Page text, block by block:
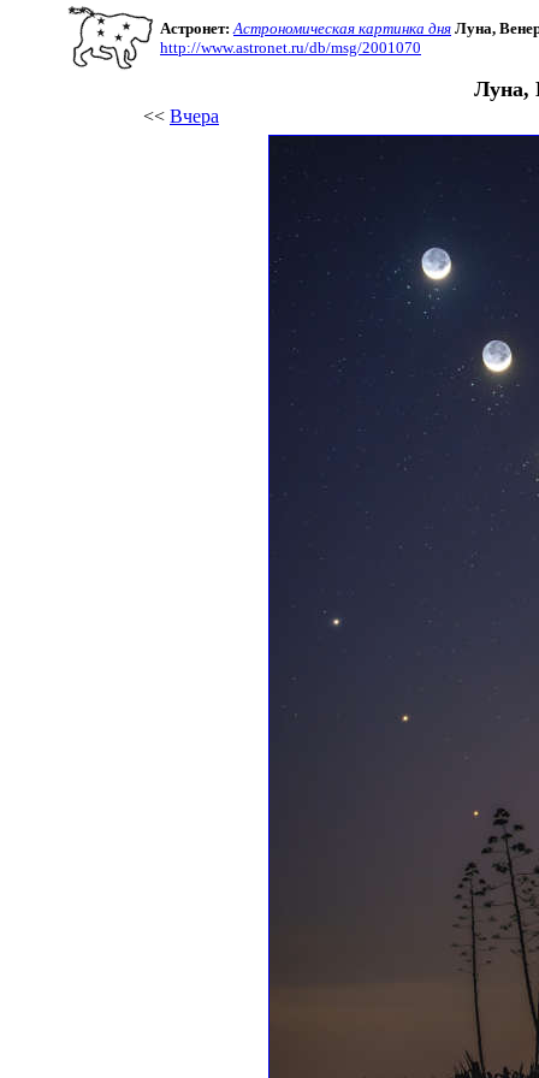
Астронет: Астрономическая картинка дня Луна,
http://www.astronet.ru/db/msg/2001070
Луна,
<< Вчера